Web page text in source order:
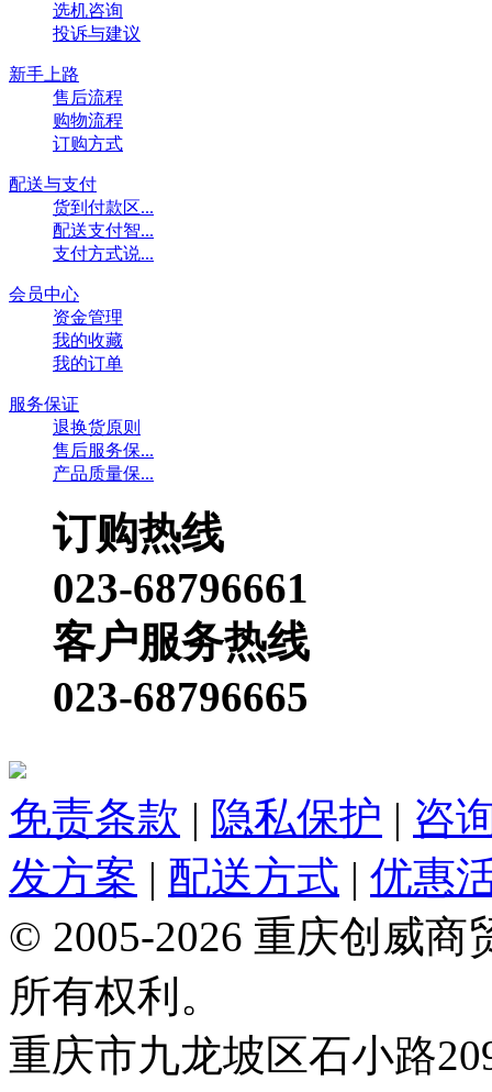
选机咨询
投诉与建议
新手上路
售后流程
购物流程
订购方式
配送与支付
货到付款区...
配送支付智...
支付方式说...
会员中心
资金管理
我的收藏
我的订单
服务保证
退换货原则
售后服务保...
产品质量保...
订购热线
023-68796661
客户服务热线
023-68796665
免责条款 | 隐私保护 | 咨
发方案 | 配送方式 | 优惠
© 2005-2026 重庆创威
所有权利。
重庆市九龙坡区石小路